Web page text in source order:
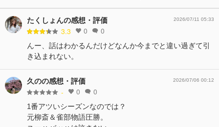
たくしょんの感想・評価
3.3 0 0
2026/07/11 05:33
んー、話はわかるんだけどなんか今までと違い過ぎて引
き込まれない。
久のの感想・評価
- 0 0
2026/07/06 00:12
1番アツいシーズンなのでは？
元柳斎＆雀部物語圧勝。